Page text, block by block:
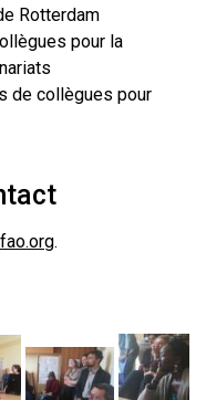
Rotterdam
pour la
de collègues pour
.